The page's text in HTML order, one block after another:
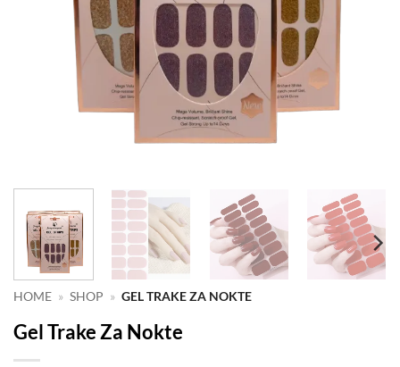
HOME » SHOP » GEL TRAKE ZA NOKTE
Gel Trake Za Nokte